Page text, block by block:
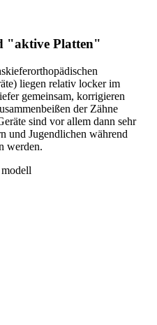
"aktive Platten"
liegen relativ locker im
gemeinsam, korrigieren
der Zähne
sind vor allem dann sehr
und Jugendlichen während
werden.